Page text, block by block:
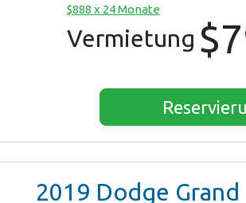
$888 x 24 Monate
Vermietung
2019 Dodge Grand